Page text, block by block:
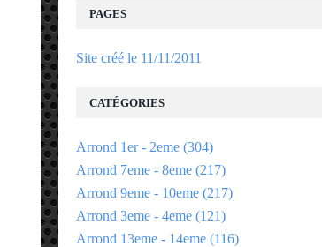
PAGES
Site créé le 11/11/2011
CATÉGORIES
Arrond 1er - 2eme (304)
Arrond 7eme - 8eme (217)
Arrond 9eme - 10eme (217)
Arrond 3eme - 4eme (121)
Arrond 13eme - 14eme (116)